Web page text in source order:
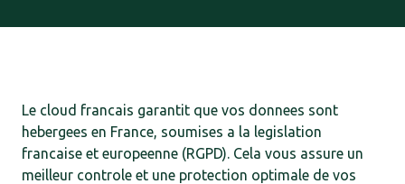
Le cloud francais garantit que vos donnees sont
hebergees en France, soumises a la legislation
francaise et europeenne (RGPD). Cela vous assure un
meilleur controle et une protection optimale de vos